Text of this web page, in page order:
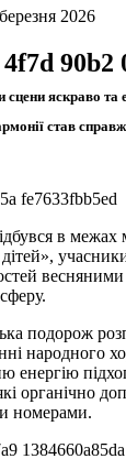
2026
яскраво та
став
в межах
подорож
народного
енергію
органічно
номерами.